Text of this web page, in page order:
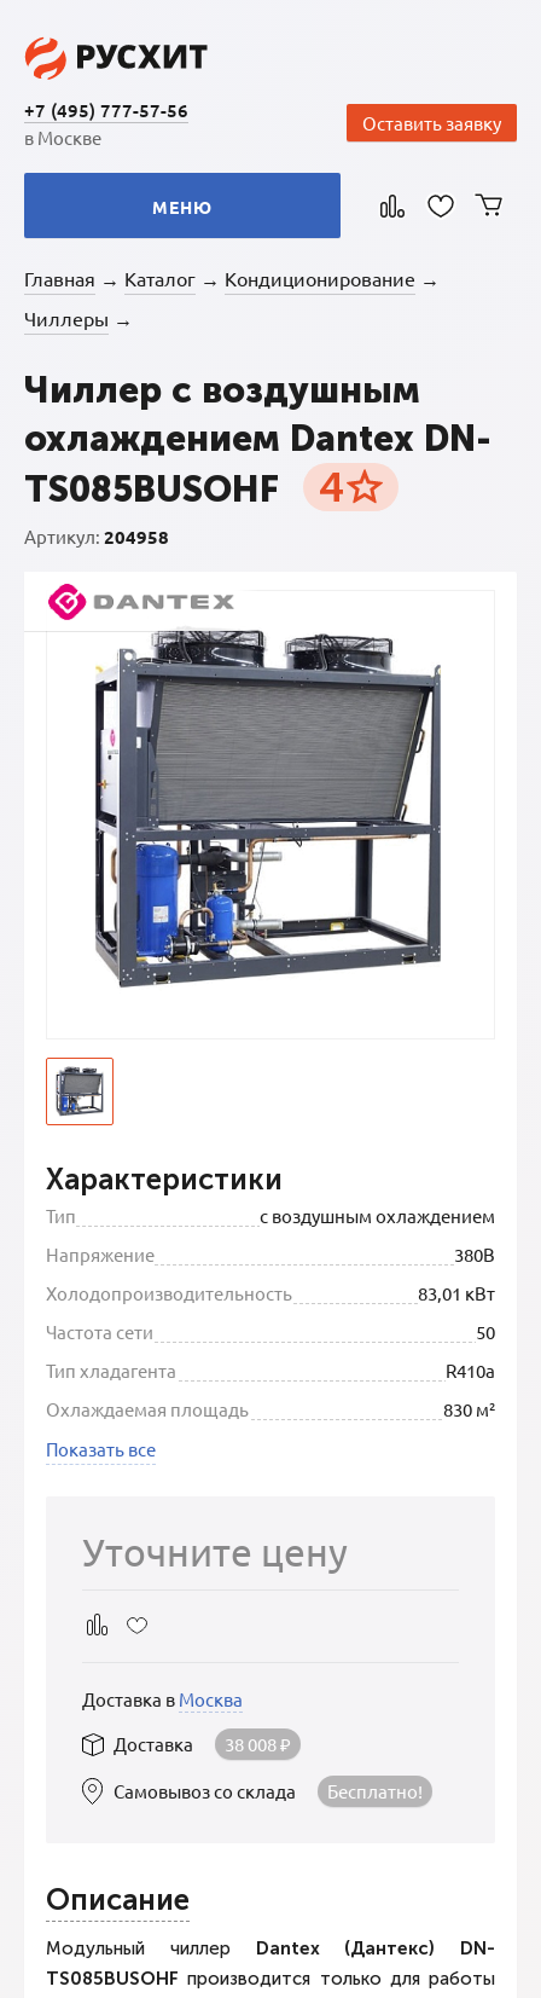
+7 (495) 777-57-56
в Москве
Оставить заявку
МЕНЮ
Главная → Каталог → Кондиционирование →
Чиллеры →
Чиллер с воздушным
охлаждением Dantex DN-
TS085BUSOHF
4
Артикул: 204958
Характеристики
Тип
с воздушным охлаждением
Напряжение
380В
Холодопроизводительность
83,01 кВт
Частота сети
50
Тип хладагента
R410a
Охлаждаемая площадь
830 м²
Показать все
Уточните цену
Доставка в Москва
Доставка
38 008₽
Самовывоз со склада Бесплатно!
Описание
Модульный чиллер Dantex (Дантекс) DN-
TS085BUSOHFпроизводится только для работы